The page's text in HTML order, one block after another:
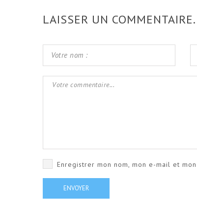
LAISSER UN
Enregistrer mon nom, mon e-mail et